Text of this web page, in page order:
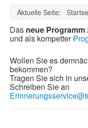
Aktuelle Seite:
Das neue Programm
und als kompetter
Wollen Sie es
bekommen?
Tragen Sie sich in
Schreiben Sie an